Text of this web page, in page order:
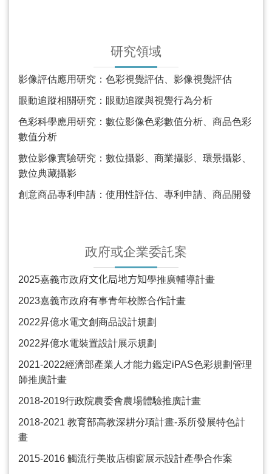
研究領域
影像評估應用研究：色彩視覺評估、影像視覺評估
眼動追蹤相關研究：眼動追蹤與視覺行為分析
色彩科學應用研究：數位影像色彩數值分析、商品色彩
數值分析
數位影像實驗研究：數位攝影、商業攝影、環景攝影、
數位典藏攝影
創意商品專利申請：使用性評估、專利申請、商品開發
政府或企業委託案
2025嘉義市政府文化局地方知學推廣輔導計畫
2023嘉義市政府有事青年校際合作計畫
2022昇億水電文創商品設計規劃
2022昇億水電裝置設計展示規劃
2021-2022經濟部產業人才能力鑑定iPAS色彩規劃管理
師推廣計畫
2018-2019行政院農委會農場體驗推廣計畫
2018-2021 教育部高教深耕分項計畫-系所發展特色計
畫
2015-2016 觸流行美妝店櫥窗展示設計產學合作案